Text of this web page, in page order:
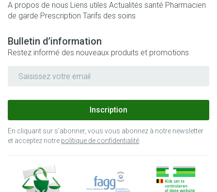
A propos de nous Liens utiles Actualités santé Pharmacien
de garde Prescription Tarifs des soins
Bulletin d’information
Restez informé des nouveaux produits et promotions
Inscription
En cliquant sur s'abonner, vous vous abonnez à notre newsletter
et acceptez notre politique de confidentialité